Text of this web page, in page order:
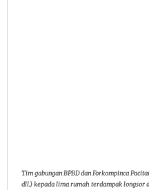
Tim gabungan BPBD dan Forkompinca
dll.) kepada lima rumah terdampak longsor